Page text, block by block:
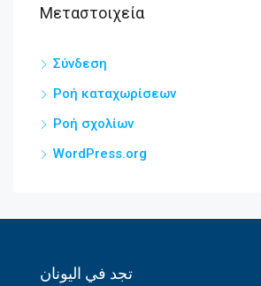
Μεταστοιχεία
Σύνδεση
Ροή καταχωρίσεων
Ροή σχολίων
WordPress.org
تجد في اليونان